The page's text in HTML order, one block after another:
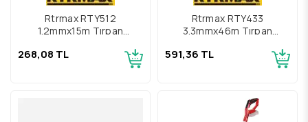
Rtrmax RTY512
1.2mmx15m Tırpan
268,08 TL
Rtrmax RTY433
3.3mmx46m Tırpan
591,36 TL